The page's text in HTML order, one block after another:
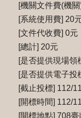
[機關文件費(機
[系統使用費] 20
[文件代收費] 0元
[總計] 20元
[是否提供現場領
[是否提供電子投
[截止投標] 112/
[開標時間] 112/
[開標地點] 708